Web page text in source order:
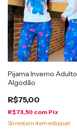
Pijama Inverno Adulto
Algodão
R$75,00
R$73,50 com Pix
Só restam 4em estoque!